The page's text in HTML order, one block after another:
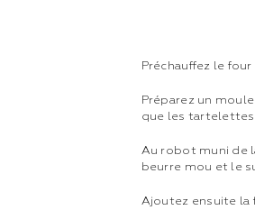
Préchauffez le four
Préparez un
que les tartelettes
Au robot muni de
beurre mou et le
Ajoutez ensuite la